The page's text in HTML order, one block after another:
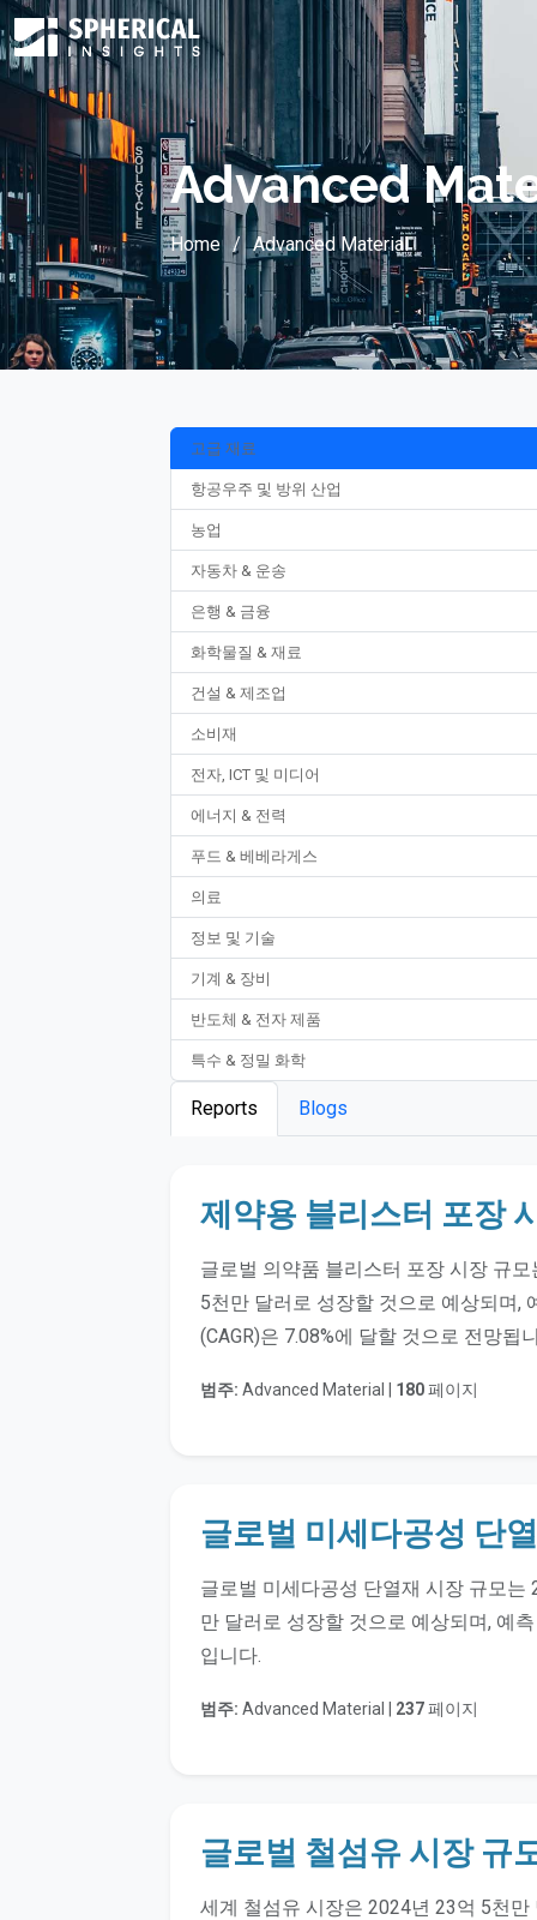
Advanced
Home Advanced Material
고급 재료
항공우주 및 방위 산업
농업
자동차 & 운송
은행 & 금융
화학물질 & 재료
건설 & 제조업
소비재
전자, ICT 및 미디어
에너지 & 전력
푸드 & 베베라게스
의료
정보 및 기술
기계 & 장비
반도체 & 전자 제품
특수 & 정밀 화학
Reports Blogs
제약용 블리스터 포장
글로벌 의약품 블리스터 포장 시장 규
5천만 달러로 성장할 것으로 예상되며,
(CAGR)은 7.08%에 달할 것으로 전망됩
범주: Advanced Material | 180페이지
글로벌 미세다공성 단
글로벌 미세다공성 단열재 시장 규모
만 달러로 성장할 것으로 예상되며, 예
입니다.
범주: Advanced Material | 237페이지
글로벌 철섬유 시장 규
세계 철섬유 시장은 2024년 23억 5천